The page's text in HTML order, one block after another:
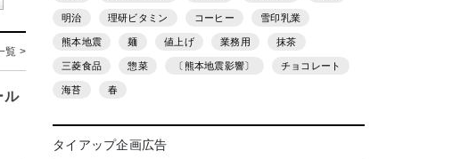
覧 >
ル
明治 理研ビタミン コーヒー 雪印乳業
熊本地震 麺 値上げ 業務用 抹茶
三菱食品 惣菜 〔熊本地震影響〕 チョコレート
海苔 春
タイアップ企画広告